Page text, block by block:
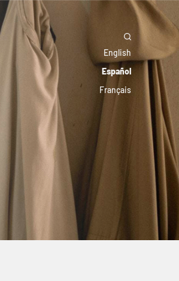
English
Español
Français